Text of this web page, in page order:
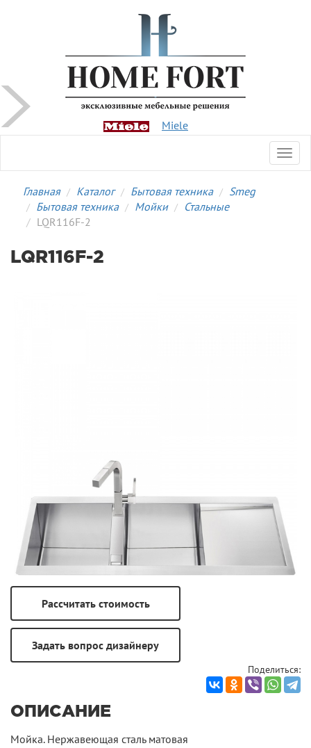
Miele
Главная Каталог Бытовая техника
Smeg
Бытовая техника
Мойки
Стальные
LQR116F-2
LQR116F-2
Поделиться:
ОПИСАНИЕ
Мойка. Нержавеющая сталь матовая